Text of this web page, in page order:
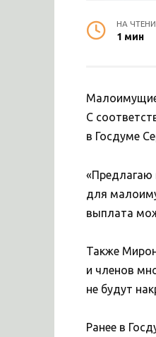
НА
1 мин
Малоимущие
С
в Госдуме
«Предлагаю
для
выплата
Также
и членов
не будут
Ранее в